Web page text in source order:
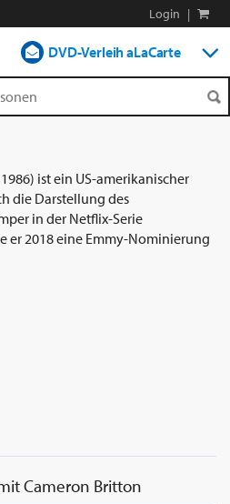
Login |
DVD-Verleih aLaCarte
Shop
Blog
ist ein US-amerikanischer
die Darstellung des
in der Netflix-Serie
er 2018 eine Emmy-Nominierung
Cameron Britton